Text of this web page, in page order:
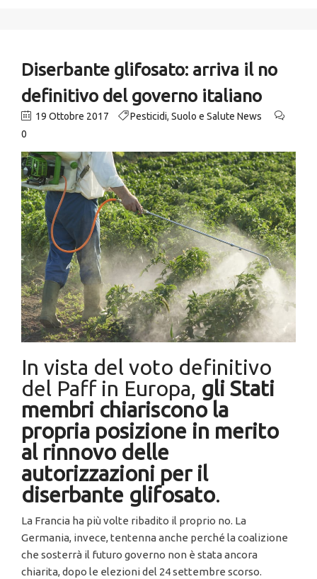
Diserbante glifosato: arriva il no
definitivo del governo italiano
19 Ottobre 2017 Pesticidi, Suolo e Salute News
0
In vista del voto definitivo
del Paff in Europa, gli Stati
membri chiariscono la
propria posizione in merito
al rinnovo delle
autorizzazioni per il
diserbante glifosato.
La Francia ha più volte ribadito il proprio no. La
Germania, invece, tentenna anche perché la coalizione
che sosterrà il futuro governo non è stata ancora
chiarita, dopo le elezioni del 24 settembre scorso.